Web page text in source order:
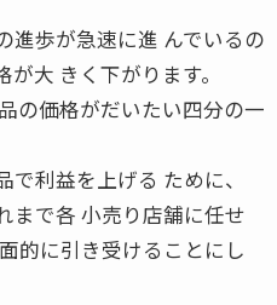
進歩が急速に進 んでいるの
大 きく下がります。
の価格がだいたい四分の一
利益を上げる ために、
まで各 小売り店舗に任せ
的に引き受けることにし